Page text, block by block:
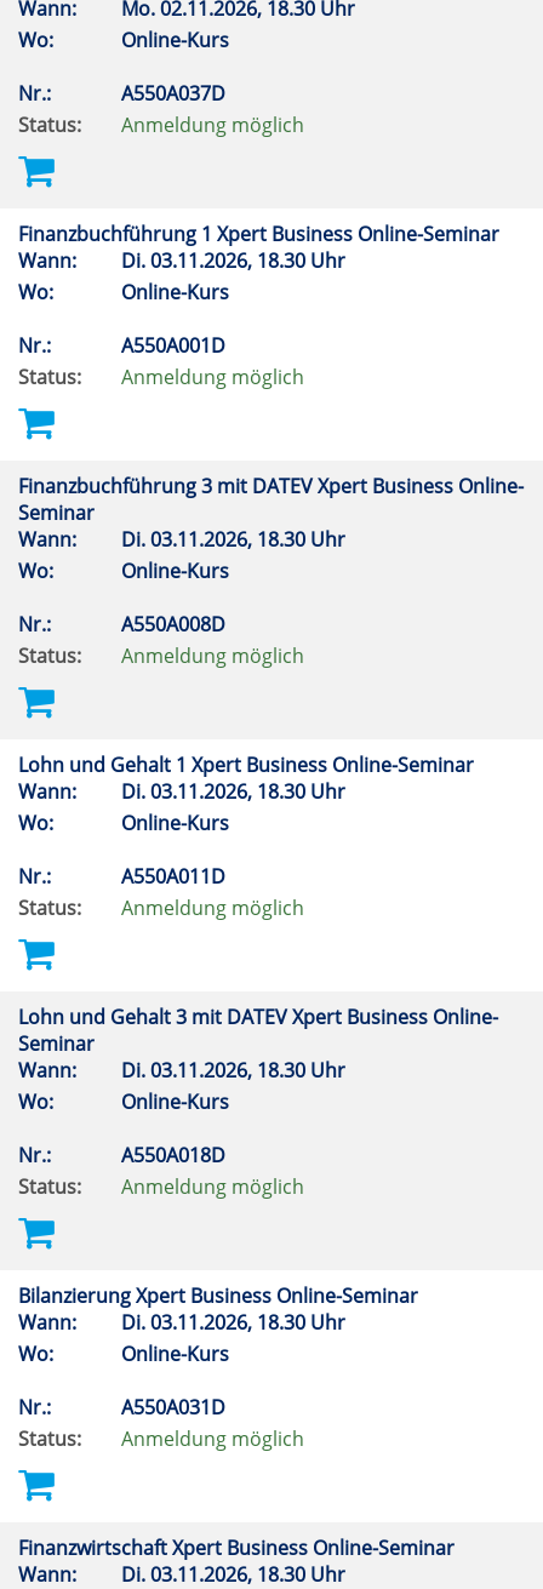
Wann: Mo.02.11.2026, 18.30 Uhr
Wo:
Online-Kurs
Nr.:
A550A037D
Status:
Anmeldung möglich
Finanzbuchführung 1 Xpert Business Online-Seminar
Wann:
Di.03.11.2026, 18.30 Uhr
Wo:
Online-Kurs
Nr.:
A550A001D
Status:
Anmeldung möglich
Finanzbuchführung 3 mit DATEV Xpert Business Online-
Seminar
Wann:
Di.03.11.2026, 18.30 Uhr
Wo:
Online-Kurs
Nr.:
A550A008D
Status:
Anmeldung möglich
Lohn und Gehalt 1 Xpert Business Online-Seminar
Wann:
Di.03.11.2026, 18.30 Uhr
Wo:
Online-Kurs
Nr.:
A550A011D
Status:
Anmeldung möglich
Lohn und Gehalt 3 mit DATEV Xpert Business Online-
Seminar
Wann:
Di.03.11.2026, 18.30 Uhr
Wo:
Online-Kurs
Nr.:
A550A018D
Status:
Anmeldung möglich
Bilanzierung Xpert Business Online-Seminar
Wann:
Di.03.11.2026, 18.30 Uhr
Wo:
Online-Kurs
Nr.:
A550A031D
Status:
Anmeldung möglich
Finanzwirtschaft Xpert Business Online-Seminar
Wann:
Di.03.11.2026, 18.30 Uhr